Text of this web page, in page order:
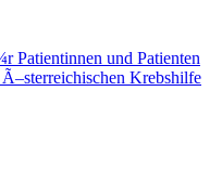
Patientinnen und Patienten
Krebshilfe